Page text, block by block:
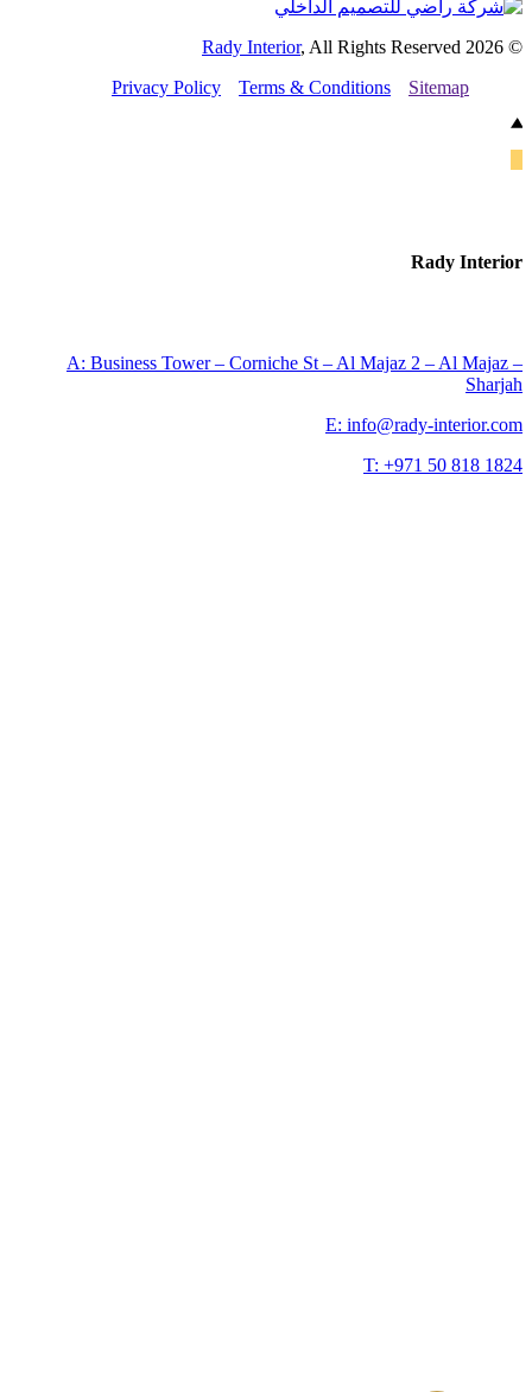
Rady Interior, All Rights Reserved
Privacy Policy
Terms & Conditions Sitemap
Rady
A: Business Tower – Corniche St – Al Majaz 2 – Al
E: info@rady-
T: +971 50 818